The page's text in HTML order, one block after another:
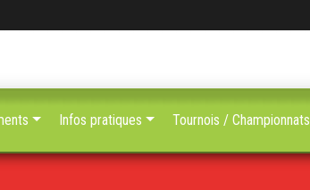
Infos pratiques Tournois / Championnats